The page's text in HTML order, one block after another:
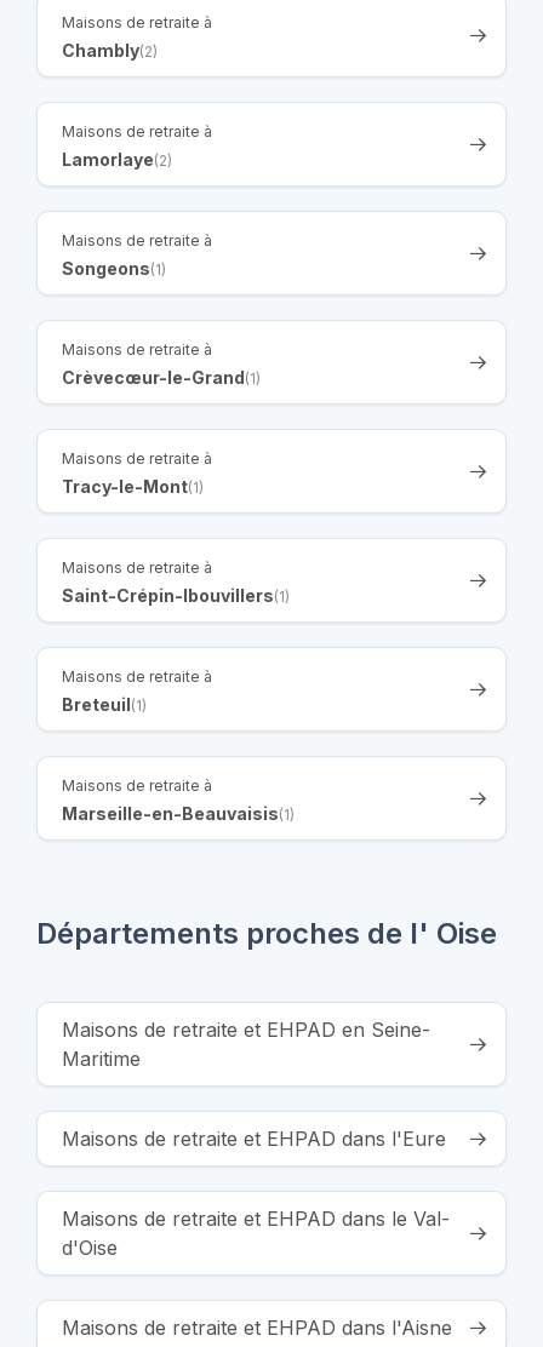
Maisons de retraite à
Chambly(2)
Maisons de retraite à
Lamorlaye(2)
Maisons de retraite à
Songeons(1)
Maisons de retraite à
Crèvecœur-le-Grand (1)
Maisons de retraite à
Tracy-le-Mont(1)
Maisons de retraite à
Saint-Crépin-Ibouvillers(1)
Maisons de retraite à
Breteuil (1)
Maisons de retraite à
Marseille-en-Beauvaisis(1)
Départements proches de l' Oise
Maisons de retraite et EHPAD en Seine-
Maritime
Maisons de retraite et EHPAD dans l'Eure
Maisons de retraite et EHPAD dans le Val-
d'Oise
Maisons de retraite et EHPAD dans l'Aisne